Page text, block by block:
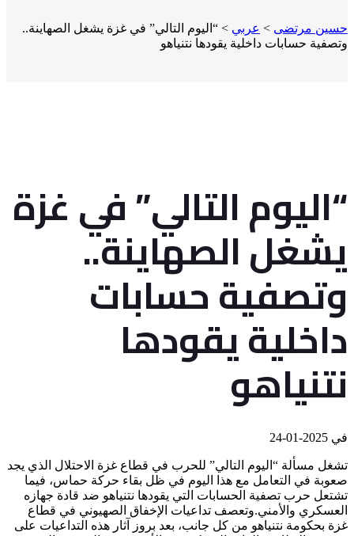
حسين مرتضى > عربي > “اليوم التالي” في غزة يشغل الصهاينة..
وتصفية حسابات داخلية يقودها نتنياهو
“اليوم التالي” في غزة
يشغل الصهاينة..
وتصفية حسابات
داخلية يقودها
نتنياهو
في
تشغل مسألة “اليوم التالي” للحرب في قطاع غزة الاحتلال الذي يجد
صعوبة في التعامل مع هذا اليوم في ظل بقاء حركة حماس، فيما
تشتعل حرب تصفية الحسابات التي يقودها نتنياهو ضد قادة جهازه
العسكري والأمني.وتعصف تداعيات الإخفاق الصهيوني في قطاع
غزة بحكومة نتنياهو من كل جانب، بعد بروز آثار هذه التداعيات على